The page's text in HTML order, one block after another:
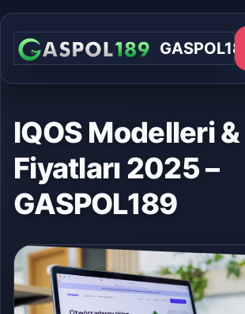
GASPOL189
IQOS Modelleri &
Fiyatları 2025 –
GASPOL189